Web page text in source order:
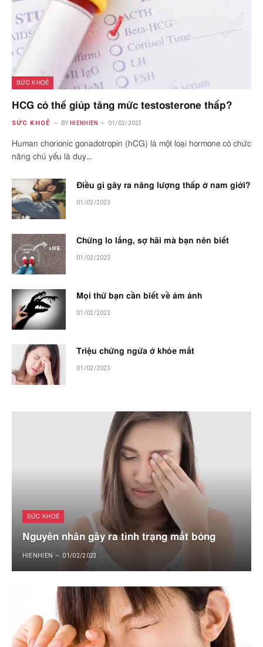
SỨC KHOẺ
HCG có thể giúp tăng mức testosterone thấp?
SỨC KHOẺ BY HIENHIEN 01/02/2023
Human chorionic gonadotropin (hCG) là một loại hormone có chức
năng chủ yếu là duy…
Điều gì gây ra năng lượng thấp ở nam giới?
01/02/2023
Chứng lo lắng, sợ hãi mà bạn nên biết
01/02/2023
Mọi thứ bạn cần biết về ám ảnh
01/02/2023
Triệu chứng ngứa ở khóe mắt
01/02/2023
SỨC KHOẺ
Nguyên nhân gây ra tình trạng mắt bỏng
HIENHIEN 01/02/2023